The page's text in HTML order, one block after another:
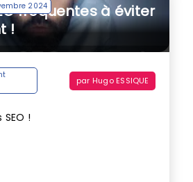
2024
fréquentes à éviter
!
par Hugo ESSIQUE
!